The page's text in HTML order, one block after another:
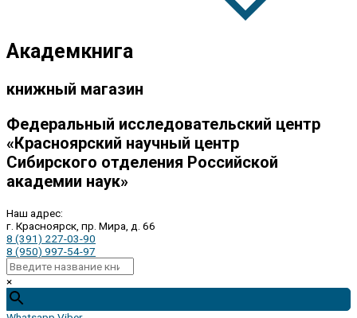
Академкнига
книжный магазин
Федеральный исследовательский центр
«Красноярский научный центр
Сибирского отделения Российской
академии наук»
Наш адрес:
г. Красноярск, пр. Мира, д. 66
8 (391) 227-03-90
8 (950) 997-54-97
×